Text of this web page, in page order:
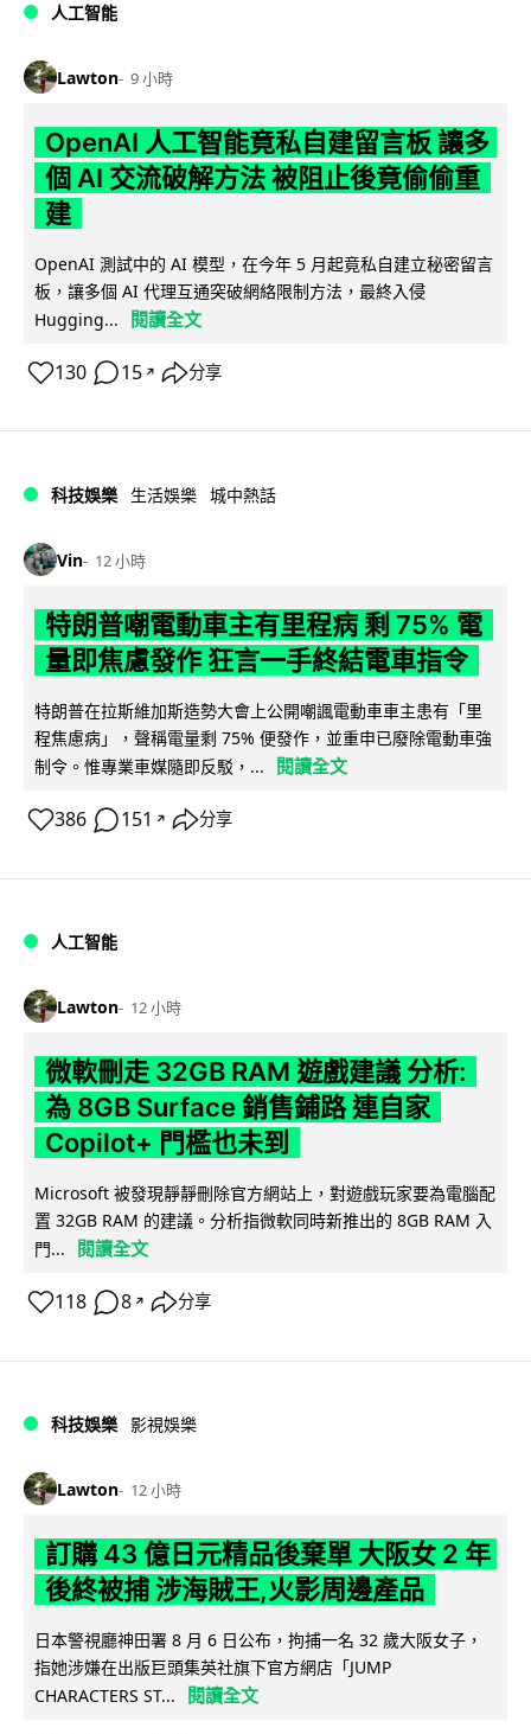
人工智能
Lawton 9 小時
OpenAI 人工智能竟私自建留言板 讓多
個 AI 交流破解方法 被阻止後竟偷偷重
建
OpenAI 測試中的 AI 模型，在今年 5 月起竟私自建立秘密留言
板，讓多個 AI 代理互通突破網絡限制方法，最終入侵
Hugging...
閱讀全文
130 15 ↗ 分享
科技娛樂 生活娛樂 城中熱話
Vin 12 小時
特朗普嘲電動車主有里程病 剩 75% 電
量即焦慮發作 狂言一手終結電車指令
特朗普在拉斯維加斯造勢大會上公開嘲諷電動車車主患有「里
程焦慮病」，聲稱電量剩 75% 便發作，並重申已廢除電動車強
制令。惟專業車媒隨即反駁，...
閱讀全文
386 151 ↗ 分享
人工智能
Lawton 12 小時
微軟刪走 32GB RAM 遊戲建議 分析:
為 8GB Surface 銷售鋪路 連自家
Copilot+ 門檻也未到
Microsoft 被發現靜靜刪除官方網站上，對遊戲玩家要為電腦配
置 32GB RAM 的建議。分析指微軟同時新推出的 8GB RAM 入
門...
閱讀全文
118 8 ↗ 分享
科技娛樂 影視娛樂
Lawton 12 小時
訂購 43 億日元精品後棄單 大阪女 2 年
後終被捕 涉海賊王,火影周邊產品
日本警視廳神田署 8 月 6 日公布，拘捕一名 32 歲大阪女子，
指她涉嫌在出版巨頭集英社旗下官方網店「JUMP
CHARACTERS ST...
閱讀全文